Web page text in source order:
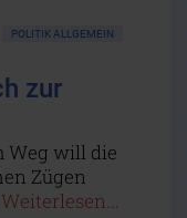
POLITIK ALLGEMEIN
zur
Weg will die
Zügen
Weiterlesen...